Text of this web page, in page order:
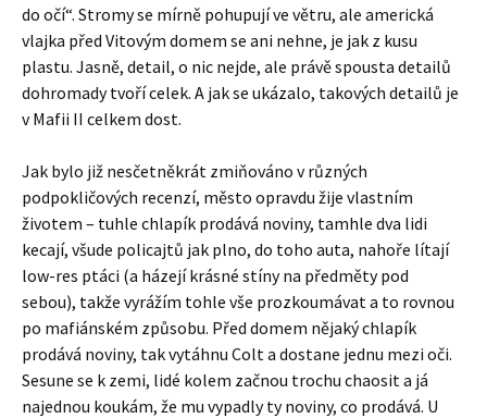
do očí“. Stromy se mírně pohupují ve větru, ale americká
vlajka před Vitovým domem se ani nehne, je jak z kusu
plastu. Jasně, detail, o nic nejde, ale právě spousta detailů
dohromady tvoří celek. A jak se ukázalo, takových detailů je
v Mafii II celkem dost.
Jak bylo již nesčetněkrát zmiňováno v různých
podpokličových recenzí, město opravdu žije vlastním
životem – tuhle chlapík prodává noviny, tamhle dva lidi
kecají, všude policajtů jak plno, do toho auta, nahoře lítají
low-res ptáci (a házejí krásné stíny na předměty pod
sebou), takže vyrážím tohle vše prozkoumávat a to rovnou
po mafiánském způsobu. Před domem nějaký chlapík
prodává noviny, tak vytáhnu Colt a dostane jednu mezi oči.
Sesune se k zemi, lidé kolem začnou trochu chaosit a já
najednou koukám, že mu vypadly ty noviny, co prodává. U